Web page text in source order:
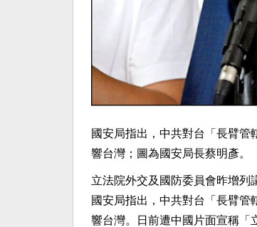
國安局指出，中共對台「長臂
響台灣；圖為國安局長蔡明彥。
立法院外交及國防委員會昨增列
國安局指出，中共對台「長臂
響台灣。日前遭中國片面宣稱「